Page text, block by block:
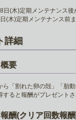
日(木)定期メンテナンス後
(木)定期メンテナンス前
詳細
要
ら「割れた卵の殻」「胎
すると報酬がプレゼント
酬(クリア回数報